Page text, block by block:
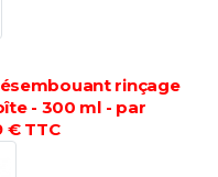
rinçage
- 300 ml - par
€ TTC